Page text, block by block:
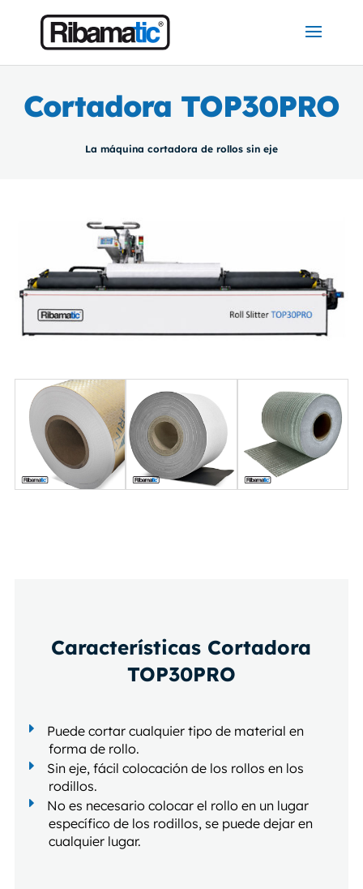
Cortadora TOP30PRO
La máquina cortadora de rollos sin eje
Características Cortadora
TOP30PRO
Puede cortar cualquier tipo de material en
forma de rollo.
Sin eje, fácil colocación de los rollos en los
rodillos.
No es necesario colocar el rollo en un lugar
específico de los rodillos, se puede dejar en
cualquier lugar.